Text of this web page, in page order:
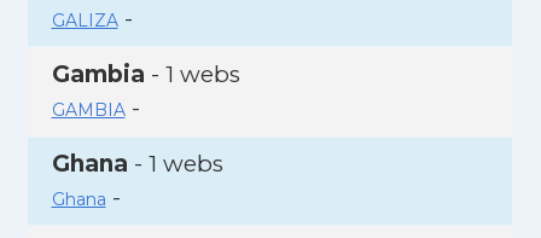
GALIZA-
Gambia - 1 webs
GAMBIA-
Ghana - 1 webs
Ghana -